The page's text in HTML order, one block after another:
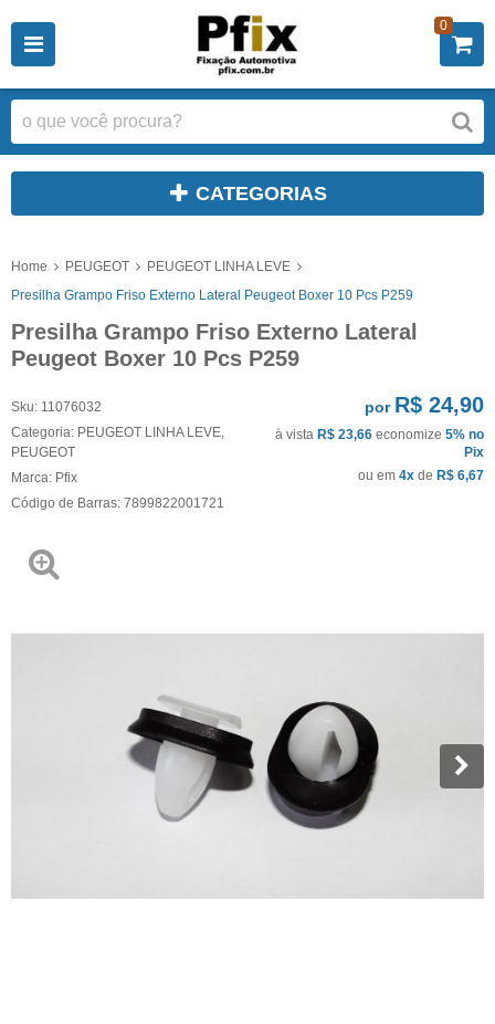
0
CATEGORIAS
Home PEUGEOT
PEUGEOT LINHA LEVE
Presilha Grampo Friso Externo Lateral Peugeot Boxer 10 Pcs P259
Presilha Grampo Friso Externo Lateral
Peugeot Boxer 10 Pcs P259
Sku: 11076032
Categoria: PEUGEOT LINHA LEVE
PEUGEOT
Marca: Pfix
Código de Barras: 7899822001721
por R$ 24,90
à vista R$ 23,66 economize 5% no
Pix
ou em 4x de R$ 6,67